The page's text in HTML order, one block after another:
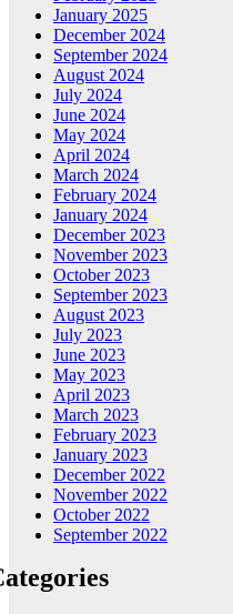
January 2025
December 2024
September 2024
August 2024
July 2024
June 2024
May 2024
April 2024
March 2024
February 2024
January 2024
December 2023
November 2023
October 2023
September 2023
August 2023
July 2023
June 2023
May 2023
April 2023
March 2023
February 2023
January 2023
December 2022
November 2022
October 2022
September 2022